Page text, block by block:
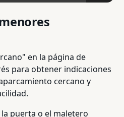
en la página de
para obtener indicaciones
cercano y
puerta o el maletero